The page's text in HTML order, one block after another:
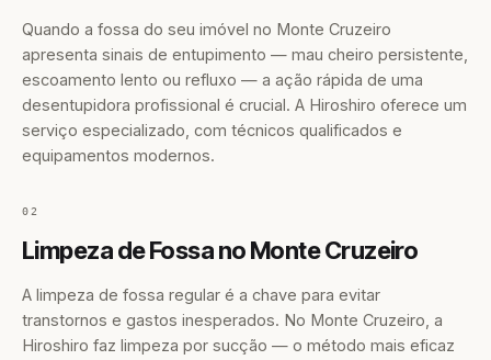
Quando a fossa do seu imóvel no Monte Cruzeiro
apresenta sinais de entupimento — mau cheiro persistente,
escoamento lento ou refluxo — a ação rápida de uma
desentupidora profissional é crucial. A Hiroshiro oferece um
serviço especializado, com técnicos qualificados e
equipamentos modernos.
02
Limpeza de Fossa no Monte Cruzeiro
A limpeza de fossa regular é a chave para evitar
transtornos e gastos inesperados. No Monte Cruzeiro, a
Hiroshiro faz limpeza por sucção — o método mais eficaz